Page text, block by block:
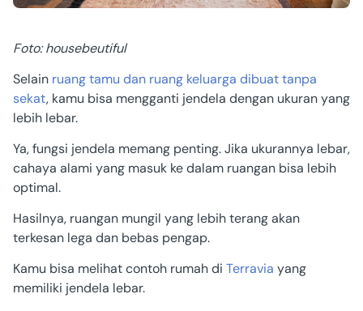
Foto: housebeutiful
Selain ruang tamu dan ruang keluarga dibuat tanpa
sekat, kamu bisa mengganti jendela dengan ukuran yang
lebih lebar.
Ya, fungsi jendela memang penting. Jika ukurannya lebar,
cahaya alami yang masuk ke dalam ruangan bisa lebih
optimal.
Hasilnya, ruangan mungil yang lebih terang akan
terkesan lega dan bebas pengap.
Kamu bisa melihat contoh rumah di Terravia yang
memiliki jendela lebar.